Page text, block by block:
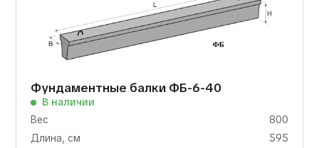
Фундаментные балки ФБ-6-40
В наличии
Вес
800
Длина, см
595